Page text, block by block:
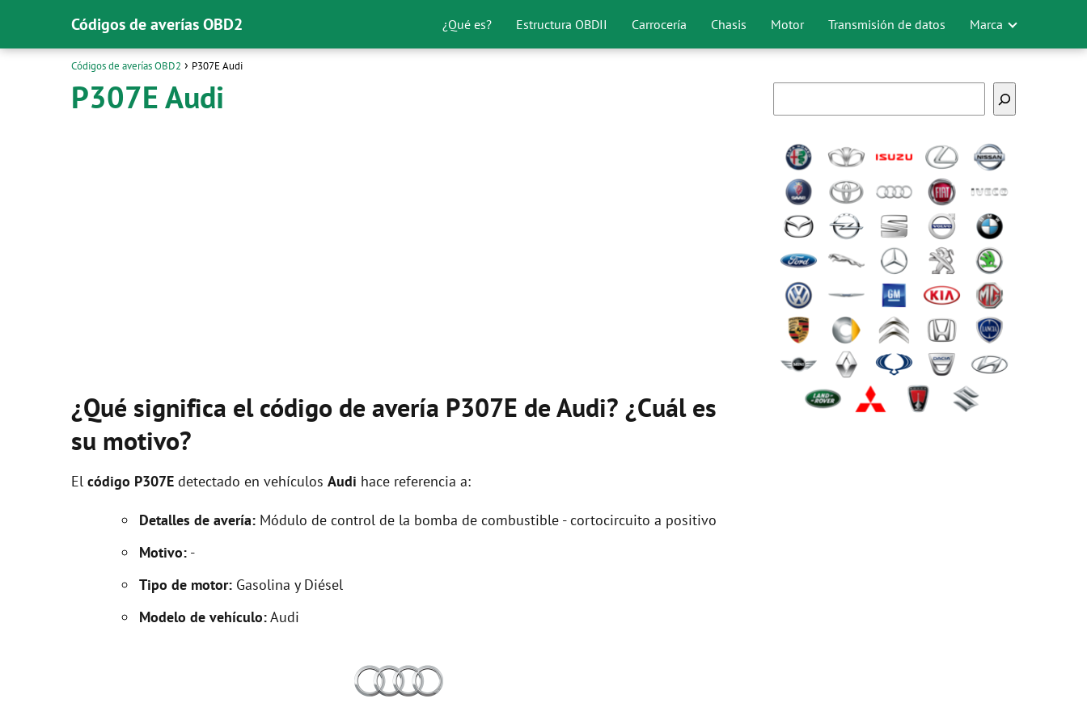
Códigos de averías OBD2 ¿Qué es? Estructura OBDII Carrocería Chasis Motor Transmisión de datos Marca
Códigos de averías OBD2 P307E Audi
P307E Audi
¿Qué significa el código de avería P307E de Audi? ¿Cuál es
su motivo?
El código P307E detectado en vehículos Audi hace referencia a:
Detalles de avería: Módulo de control de la bomba de combustible - cortocircuito a positivo
Motivo: -
Tipo de motor: Gasolina y Diésel
Modelo de vehículo:Audi